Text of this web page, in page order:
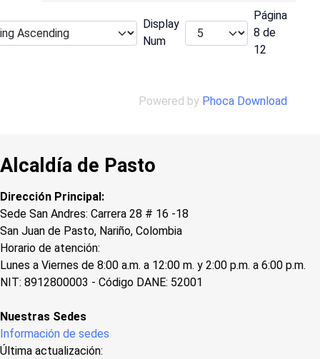
Display
Num
Página
8 de
12
Powered by Phoca Download
Alcaldía de Pasto
Dirección Principal:
Sede San Andres: Carrera 28 # 16 -18
San Juan de Pasto, Nariño, Colombia
Horario de atención:
Lunes a Viernes de 8:00 a.m. a 12:00 m. y 2:00 p.m. a 6:00 p.m.
NIT: 8912800003 - Código DANE: 52001
Nuestras Sedes
Información de sedes
Última actualización: